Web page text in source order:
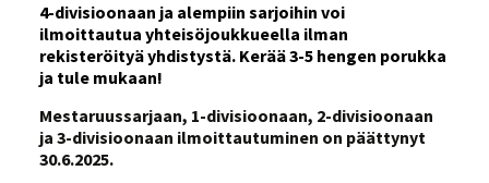
4-divisioonaan ja alempiin sarjoihin voi
ilmoittautua yhteisöjoukkueella ilman
rekisteröityä yhdistystä. Kerää 3-5 hengen porukka
ja tule mukaan!
Mestaruussarjaan, 1-divisioonaan, 2-divisioonaan
ja 3-divisioonaan ilmoittautuminen on päättynyt
30.6.2025.